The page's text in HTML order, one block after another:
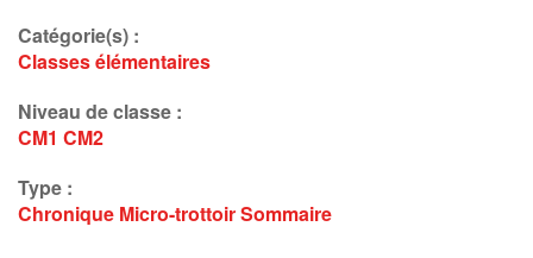
Catégorie(s) :
Classes élémentaires
Niveau de classe :
CM1 CM2
Type :
Chronique Micro-trottoirSommaire